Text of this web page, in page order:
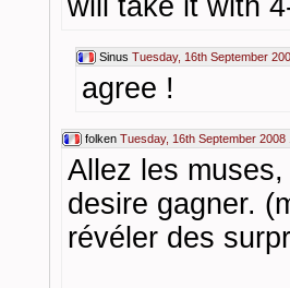
will take it with
Sinus Tuesday, 16th September
agree !
folken Tuesday, 16th September 2008
Allez les
desire gagner.
révéler des